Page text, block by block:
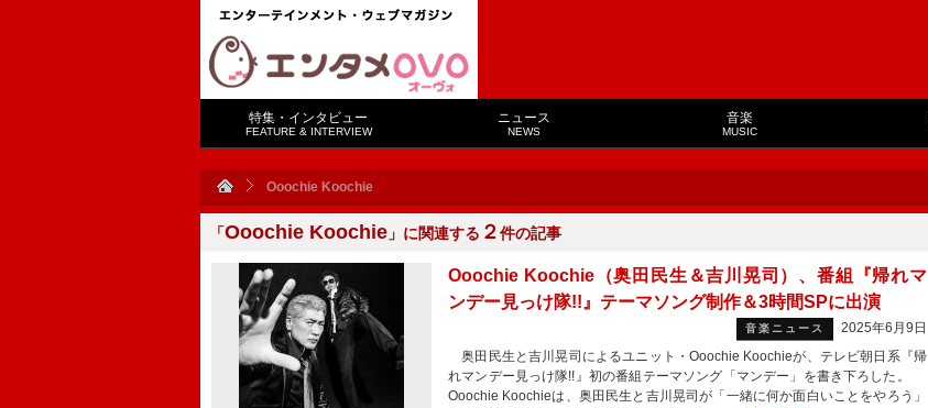
特集・インタビュー
FEATURE & INTERVIEW
ニュース
NEWS
音楽
MUSIC
Ooochie Koochie
「Ooochie Koochie 」に関連する ２件の記事
Ooochie Koochie（奥田民生＆吉川晃司）、番組『帰れマ
ンデー見っけ隊!!』テーマソング制作＆3時間SPに出演
音楽ニュース
2025年6月9日
奥田民生と吉川晃司によるユニット・Ooochie Koochieが、テレビ朝日系『帰
れマンデー見っけ隊!!』初の番組テーマソング「マンデー」を書き下ろした。
Ooochie Koochieは、奥田民生と吉川晃司が「一緒に何か面白いことをやろう」